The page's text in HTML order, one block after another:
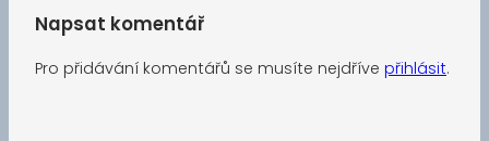
Napsat komentář
Pro přidávání komentářů se musíte nejdříve přihlásit.